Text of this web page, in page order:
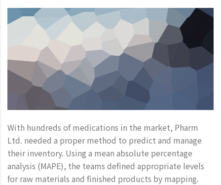
With hundreds of medications in the market, Pharm
Ltd. needed a proper method to predict and manage
their inventory. Using a mean absolute percentage
analysis (MAPE), the teams defined appropriate levels
for raw materials and finished products by mapping.